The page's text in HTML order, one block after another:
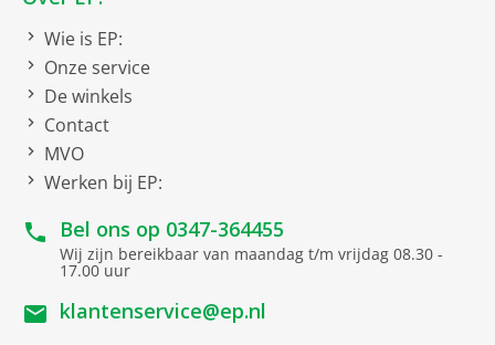
ÖKO Timer
Kookplaat uitvoering
Kookzones
Kookzone - uitvoering
Panherkenning
Brugfunctie
Kookzone - uitvoering 2
Wie is EP:
Onze service
De winkels
Contact
MVO
Werken bij EP:
Bel ons op 0347-364455
Wij zijn bereikbaar van maandag t/m vrijdag 08.30 -
17.00 uur
klantenservice@ep.nl